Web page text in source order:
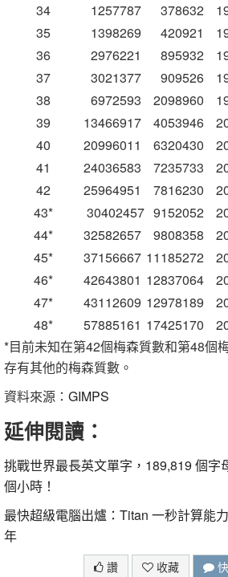
34
1257787 378632
35
1398269 420921
36
2976221 895932
37
3021377 909526
38
6972593 2098960
39
13466917 4053946
40
20996011 6320430
41
24036583 7235733
42
25964951 7816230
43*
30402457 9152052
44*
32582657 9808358
45*
37156667 11185272
46*
42643801 12837064
47*
43112609 12978189
48*
57885161 17425170
*目前未知在第42個梅森質數和第48個
存有其他的梅森質數。
資料來源： GIMPS
延伸閱讀：
挑戰世界最長英文單字，189,819 個字
個小時！
最快超級電腦出爐：Titan 一秒計算能
年
讚 收藏